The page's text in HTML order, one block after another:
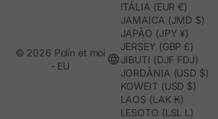
ITÁLIA (EUR €)
JAMAICA (JMD $)
JAPÃO (JPY ¥)
JERSEY (GBP £)
JIBUTI (DJF FDJ)
JORDÂNIA (USD $)
KOWEIT (USD $)
LAOS (LAK ₭)
LESOTO (LSL L)
© 2026 Polín et moi
- EU